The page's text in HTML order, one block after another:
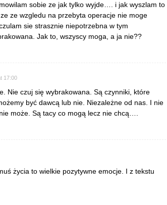
sobie ze jak tylko wyjde…. i jak wyszlam to
ze wzgledu na przebyta operacje nie moge
sie strasznie niepotrzebna w tym
Jak to, wszyscy moga, a ja nie??
17:00
Nie czuj się wybrakowana. Są czynniki, które
być dawcą lub nie. Niezależne od nas. I nie
może. Są tacy co mogą lecz nie chcą….
życia to wielkie pozytywne emocje. I z tekstu